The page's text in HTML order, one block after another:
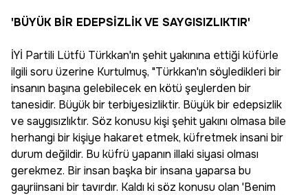
'BÜYÜK BİR EDEPSİZLİK VE SAYGISIZLIKTIR'
İYİ Partili Lütfü Türkkan'ın şehit yakınına ettiği küfürle
ilgili soru üzerine Kurtulmuş, "Türkkan'ın söyledikleri bir
insanın başına gelebilecek en kötü şeylerden bir
tanesidir. Büyük bir terbiyesizliktir. Büyük bir edepsizlik
ve saygısızlıktır. Söz konusu kişi şehit yakını olmasa bile
herhangi bir kişiye hakaret etmek, küfretmek insani bir
durum değildir. Bu küfrü yapanın illaki siyasi olması
gerekmez. Bir insan başka bir insana yaparsa bu
gayriinsani bir tavırdır. Kaldı ki söz konusu olan 'Benim